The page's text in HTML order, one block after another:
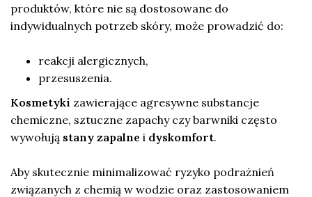
produktów, które nie są dostosowane do
indywidualnych potrzeb skóry, może prowadzić do:
reakcji alergicznych,
przesuszenia.
Kosmetyki zawierające agresywne substancje
chemiczne, sztuczne zapachy czy barwniki często
wywołują stany zapalne i dyskomfort.
Aby skutecznie minimalizować ryzyko podrażnień
związanych z chemią w wodzie oraz zastosowaniem